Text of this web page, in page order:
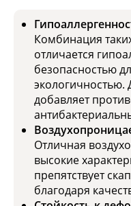
Комбинация
отличается
безопасностью
экологичностью.
добавляет
Отличная
высокие
препятствует
благодаря